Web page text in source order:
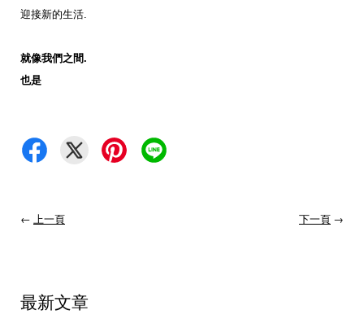
迎接新的生活.
就像我們之間.
也是
← 上一頁 下一頁 →
最新文章